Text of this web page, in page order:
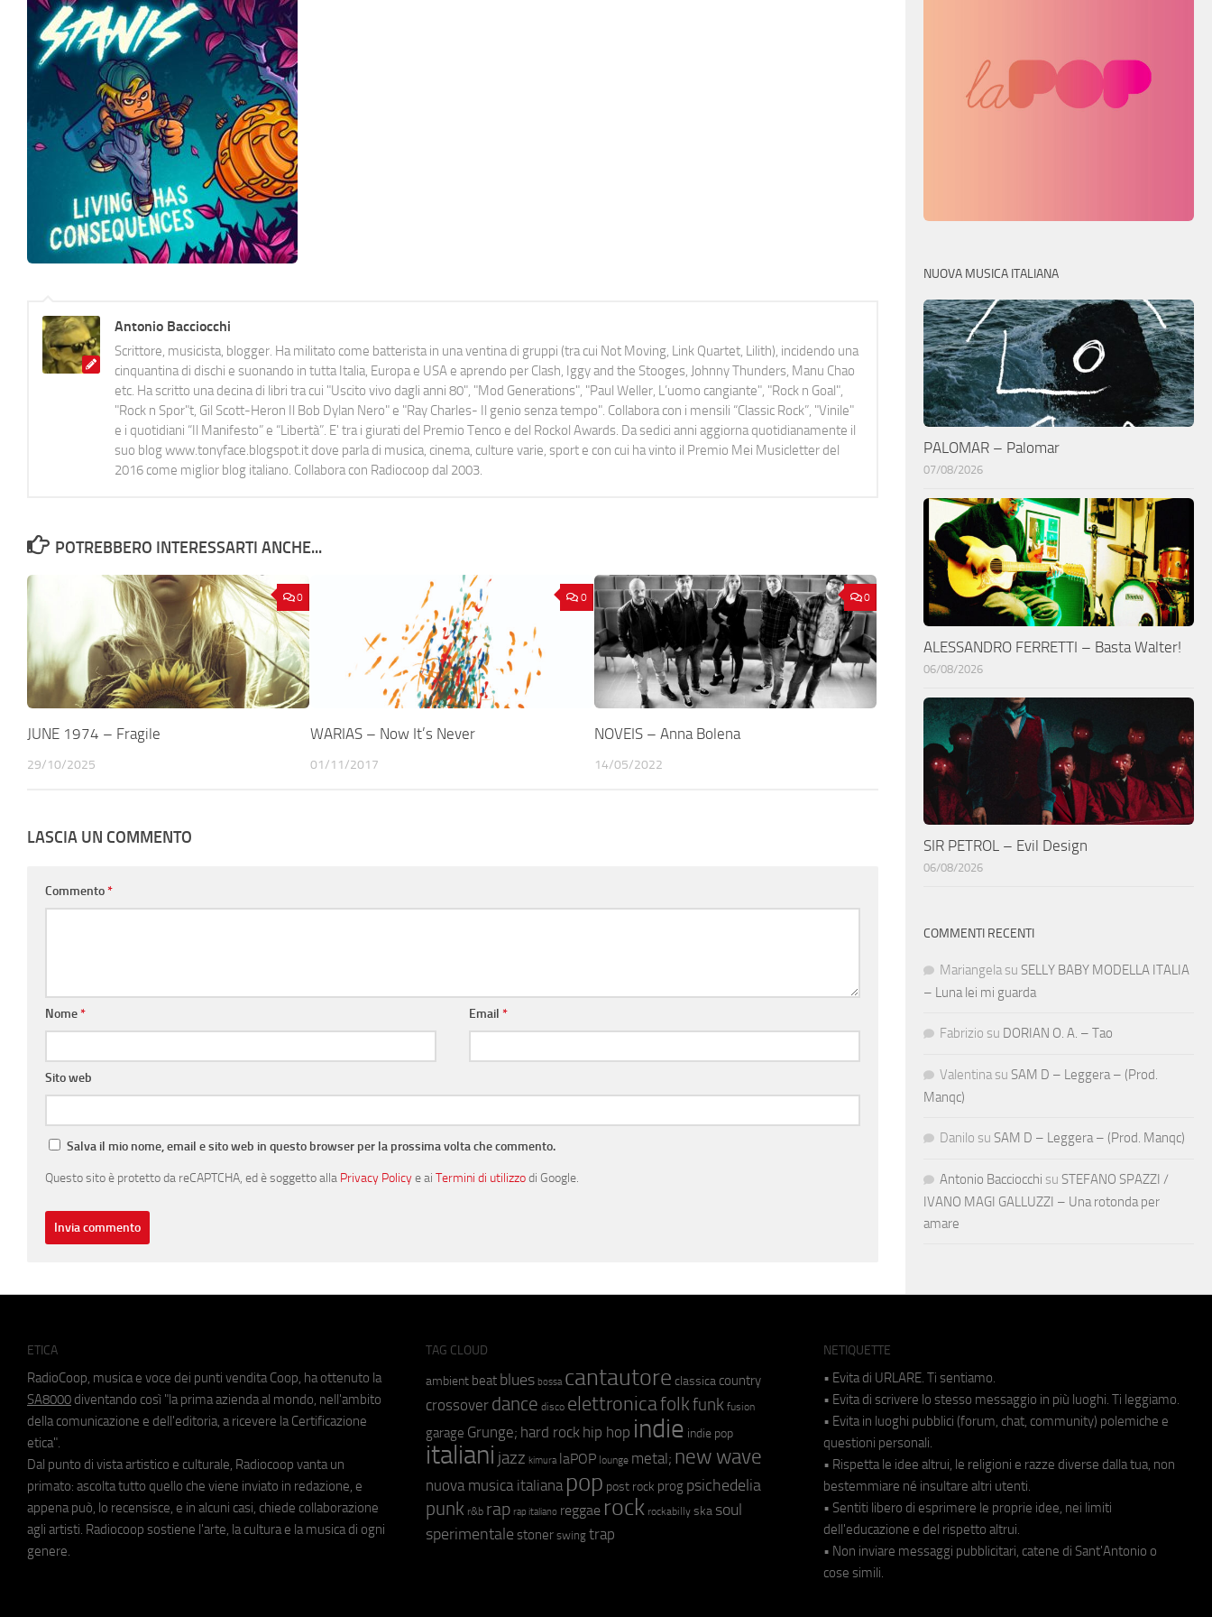
Antonio Bacciocchi
Scrittore, musicista, blogger. Ha militato come batterista in una ventina di gruppi (tra cui Not Moving, Link Quartet, Lilith), incidendo una
cinquantina di dischi e suonando in tutta Italia, Europa e USA e aprendo per Clash, Iggy and the Stooges, Johnny Thunders, Manu Chao
etc. Ha scritto una decina di libri tra cui "Uscito vivo dagli anni 80", "Mod Generations", "Paul Weller, L’uomo cangiante", "Rock n Goal",
"Rock n Spor"t, Gil Scott-Heron Il Bob Dylan Nero" e "Ray Charles- Il genio senza tempo". Collabora con i mensili “Classic Rock”, "Vinile"
e i quotidiani “Il Manifesto” e “Libertà”. E' tra i giurati del Premio Tenco e del Rockol Awards. Da sedici anni aggiorna quotidianamente il
suo blog www.tonyface.blogspot.it dove parla di musica, cinema, culture varie, sport e con cui ha vinto il Premio Mei Musicletter del
2016 come miglior blog italiano. Collabora con Radiocoop dal 2003.
POTREBBERO INTERESSARTI ANCHE...
0
JUNE 1974 – Fragile
29/10/2025
0
WARIAS – Now It’s Never
01/11/2017
0
NOVEIS – Anna Bolena
14/05/2022
LASCIA UN COMMENTO
Commento*
Nome* Email*
Sito web
Salva il mio nome, email e sito web in questo browser per la prossima volta che commento.
Questo sito è protetto da reCAPTCHA, ed è soggetto alla Privacy Policye ai Termini di utilizzodi Google.
NUOVA MUSICA ITALIANA
PALOMAR – Palomar
07/08/2026
ALESSANDRO FERRETTI – Basta Walter!
06/08/2026
SIR PETROL – Evil Design
06/08/2026
COMMENTI RECENTI
Mariangela su SELLY BABY MODELLA ITALIA
– Luna lei mi guarda
Fabrizio su DORIAN O. A. – Tao
Valentina su SAM D – Leggera – (Prod.
Manqc)
Danilo su SAM D – Leggera – (Prod. Manqc)
Antonio Bacciocchi su STEFANO SPAZZI /
IVANO MAGI GALLUZZI – Una rotonda per
amare
ETICA
RadioCoop, musica e voce dei punti vendita Coop, ha ottenuto la
SA8000 diventando così "la prima azienda al mondo, nell'ambito
della comunicazione e dell'editoria, a ricevere la Certificazione
etica".
Dal punto di vista artistico e culturale, Radiocoop vanta un
primato: ascolta tutto quello che viene inviato in redazione, e
appena può, lo recensisce, e in alcuni casi, chiede collaborazione
agli artisti. Radiocoop sostiene l'arte, la cultura e la musica di ogni
genere.
TAG CLOUD
ambient beat blues bossa cantautore classica country
crossover dance disco elettronicafolkfunk fusion
garage Grunge; hard rock hip hop indie indie pop
italiani jazz kimura laPOP lounge metal; new wave
nuova musica italiana pop post rock prog psichedelia
punk r&b rap rap italiano reggae rock rockabilly ska soul
sperimentale stoner swing trap
NETIQUETTE
• Evita di URLARE. Ti sentiamo.
• Evita di scrivere lo stesso messaggio in più luoghi. Ti leggiamo.
• Evita in luoghi pubblici (forum, chat, community) polemiche e
questioni personali.
• Rispetta le idee altrui, le religioni e razze diverse dalla tua, non
bestemmiare né insultare altri utenti.
• Sentiti libero di esprimere le proprie idee, nei limiti
dell'educazione e del rispetto altrui.
• Non inviare messaggi pubblicitari, catene di Sant'Antonio o
cose simili.